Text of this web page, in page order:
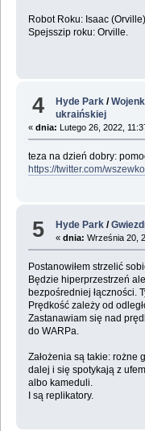
Robot Roku: Isaac
Spejsszip roku: Orville.
4 Hyde Park /
ukraińskiej
« dnia: Lutego 26, 2022,
teza na dzień dobry:
https://twitter.com/
5 Hyde Park /
«dnia: Września 20,
Postanowiłem strzelić
Będzie hiperprzestrzeń
bezpośredniej łączności.
Prędkość zależy od
Zastanawiam się nad
do WARPa.
Założenia są takie: rożne
dalej i się spotykają z
albo kameduli.
I są replikatory.